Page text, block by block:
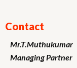
Contact
Mr.T.Muthukumar
Managing Partner